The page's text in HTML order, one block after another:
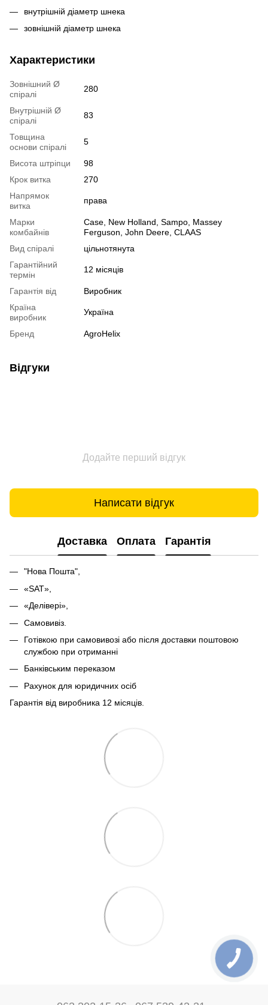
внутрішній діаметр шнека
зовнішній діаметр шнека
Характеристики
Зовнішний Ø
спіралі
280
Внутрішній Ø
спіралі
83
Товщина
основи спіралі
5
Висота штріпци
98
Крок витка
270
Напрямок
витка
права
Марки
комбайнів
Case, New Holland, Sampo, Massey
Ferguson, John Deere, CLAAS
Вид спіралі
цільнотянута
Гарантійний
термін
12 місяців
Гарантія від
Виробник
Країна
виробник
Україна
Бренд AgroHelix
Відгуки
Додайте перший відгук
Написати відгук
Доставка Оплата Гарантія
"Нова Пошта",
«SAT»,
«Делівері»,
Самовивіз.
Готівкою при самовивозі або після доставки поштовою
службою при отриманні
Банківським переказом
Рахунок для юридичних осіб
Гарантія від виробника 12 місяців.